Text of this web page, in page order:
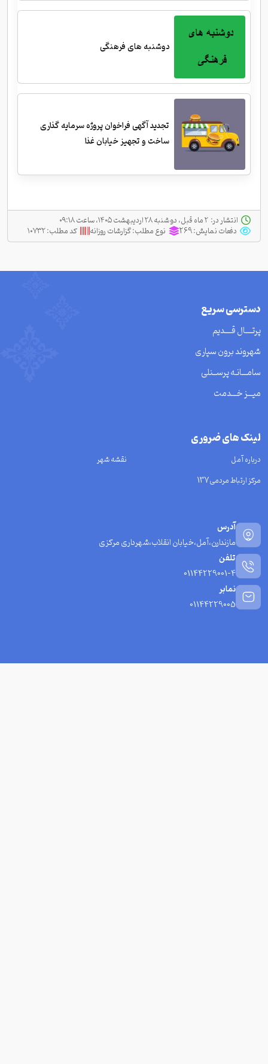
دوشنبه های فرهنگی
تجدید آگهی فراخوان پروژه سرمایه گذاری
ساخت و تجهیز خیابان غذا
انتشار در:
دفعات نمایش:269 نوع مطلب:گزارشات روزانه کد مطلب:۱۰۷۳۲
دسترسی سریع
پرتــــال قــــدیم
شهروند برون سپاری
سامـــانـه پرســنلی
میـــز خـــدمت
لینک های ضروری
درباره آمل
نقشه شهر
مرکز ارتباط مردمی137
آدرس
مازندارن،آمل،خیابان انقلاب،شهرداری مرکزی
تلفن
01144229001-4
نمابر
01144229005